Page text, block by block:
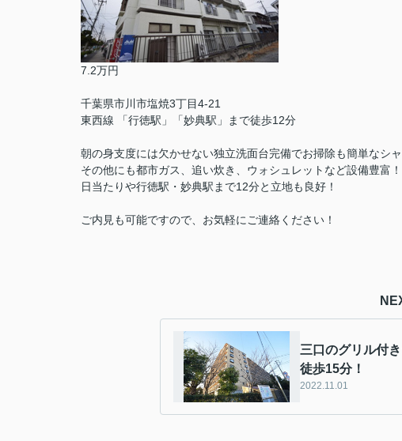
7.2万円
千葉県市川市塩焼3丁目4-21
東西線 「行徳駅」「妙典駅」まで徒歩12分
朝の身支度には欠かせない独立洗面台完備でお掃除も簡単なシ
その他にも都市ガス、追い炊き、ウォシュレットなど設備豊富！
日当たりや行徳駅・妙典駅まで12分と立地も良好！
ご内見も可能ですので、お気軽にご連絡ください！
三口のグリル付
徒歩15分！
2022.11.01